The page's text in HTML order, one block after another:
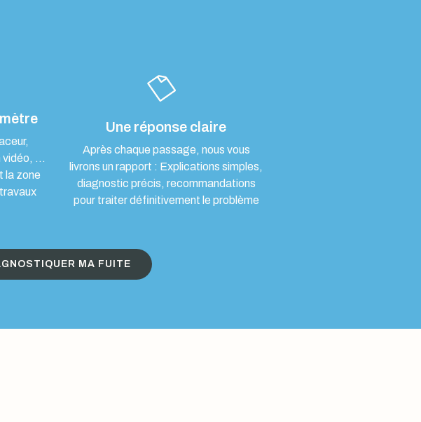
vidéo, …
la zone
Une réponse claire
Après chaque passage, nous vous
livrons un rapport : Explications simples,
diagnostic précis, recommandations
pour traiter définitivement le problème
MA FUITE